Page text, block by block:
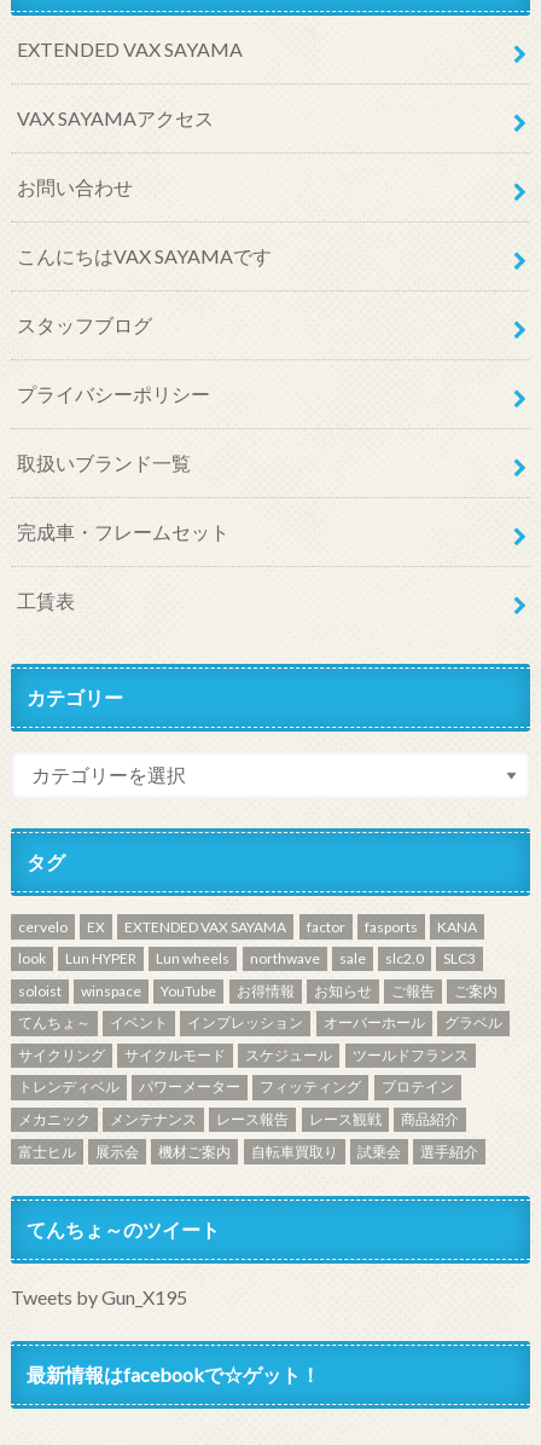
EXTENDED VAX SAYAMA
VAX SAYAMAアクセス
お問い合わせ
こんにちはVAX SAYAMAです
スタッフブログ
プライバシーポリシー
取扱いブランド一覧
完成車・フレームセット
工賃表
カテゴリー
タグ
cervelo EX EXTENDED VAX SAYAMA factor fasports
KANA
look
Lun HYPER Lun wheels northwave sale slc2.0
SLC3
soloist
winspace YouTube お得情報 お知らせ ご報告
ご案内
てんちょ～
イベント インプレッション オーバーホール
グラベル
サイクリング
サイクルモード スケジュール
ツールドフランス
トレンディベル
パワーメーター フィッティング
プロテイン
メカニック
メンテナンス レース報告 レース観戦
商品紹介
富士ヒル
展示会 機材ご案内 自転車買取り 試乗会 選手紹介
てんちょ～のツイート
Tweets by Gun_X195
最新情報はfacebookで☆ゲット！